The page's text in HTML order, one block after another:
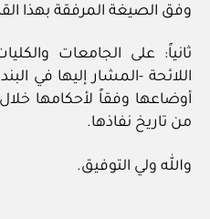
وفق الصيغة المرفقة بهذا
ثانياً: على الجامعات
اللائحة -المشار إليها في
أوضاعها وفقاً لأحكامها
من تاريخ نفاذها.
والله ولي التوفيق.